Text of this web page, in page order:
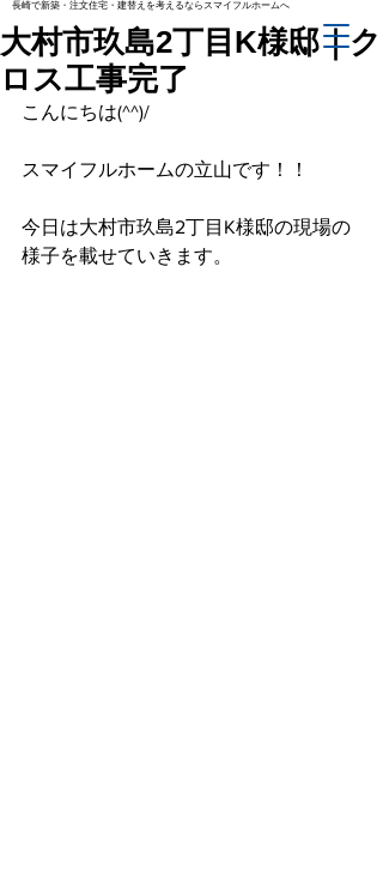
長崎で新築・注文住宅・建替えを考えるならスマイフルホームへ
大村市玖島2丁目K様邸｜ク
ロス工事完了
こんにちは(^^)/
スマイフルホームの立山です！！
今日は大村市玖島2丁目K様邸の現場の
様子を載せていきます。